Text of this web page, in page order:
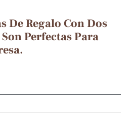
De Regalo Con Dos
Perfectas Para